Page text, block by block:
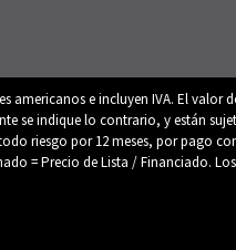
americanos e incluyen IVA. El valor
se indique lo contrario, y están
riesgo por 12 meses, por pago
= Precio de Lista / Financiado.